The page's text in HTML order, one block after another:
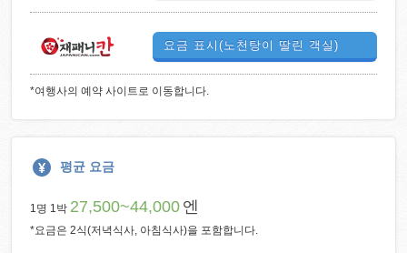
요금 표시(노천탕이 딸린 객실)
*여행사의 예약 사이트로 이동합니다.
평균 요금
1명 1박 27,500~44,000 엔
*요금은 2식(저녁식사, 아침식사)을 포함합니다.